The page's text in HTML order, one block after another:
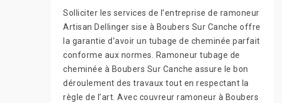
Solliciter les services de l’entreprise de ramoneur
Artisan Dellinger sise à Boubers Sur Canche offre
la garantie d’avoir un tubage de cheminée parfait
conforme aux normes. Ramoneur tubage de
cheminée à Boubers Sur Canche assure le bon
déroulement des travaux tout en respectant la
règle de l’art. Avec couvreur ramoneur à Boubers